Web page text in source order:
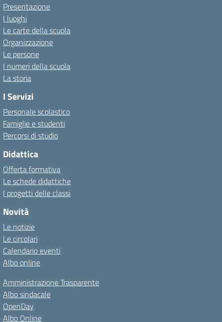
Presentazione
I luoghi
Le carte della scuola
Organizzazione
Le persone
I numeri della scuola
La storia
I Servizi
Personale scolastico
Famiglie e studenti
Percorsi di studio
Didattica
Offerta formativa
Le schede didattiche
I progetti delle classi
Novità
Le notizie
Le circolari
Calendario eventi
Albo online
Amministrazione Trasparente
Albo sindacale
OpenDay
Albo Online